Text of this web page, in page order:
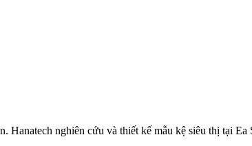
Hanatech nghiên cứu và thiết kế mẫu kệ siêu thị tại